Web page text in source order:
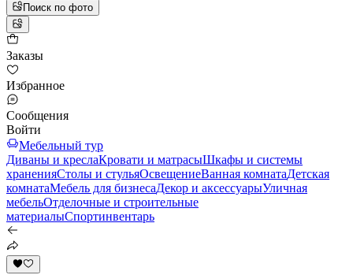
Поиск по фото
Заказы
Избранное
Сообщения
Войти
Мебельный тур
Диваны и креслаКровати и матрасыШкафы и системы
храненияСтолы и стульяОсвещениеВанная комнатаДетская
комнатаМебель для бизнесаДекор и аксессуарыУличная
мебельОтделочные и строительные
материалыСпортинвентарь